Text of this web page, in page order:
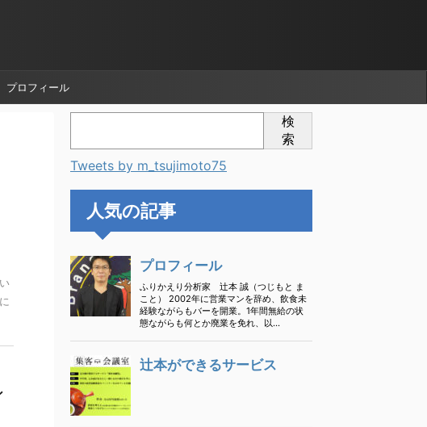
プロフィール
検
索
Tweets by m_tsujimoto75
人気の記事